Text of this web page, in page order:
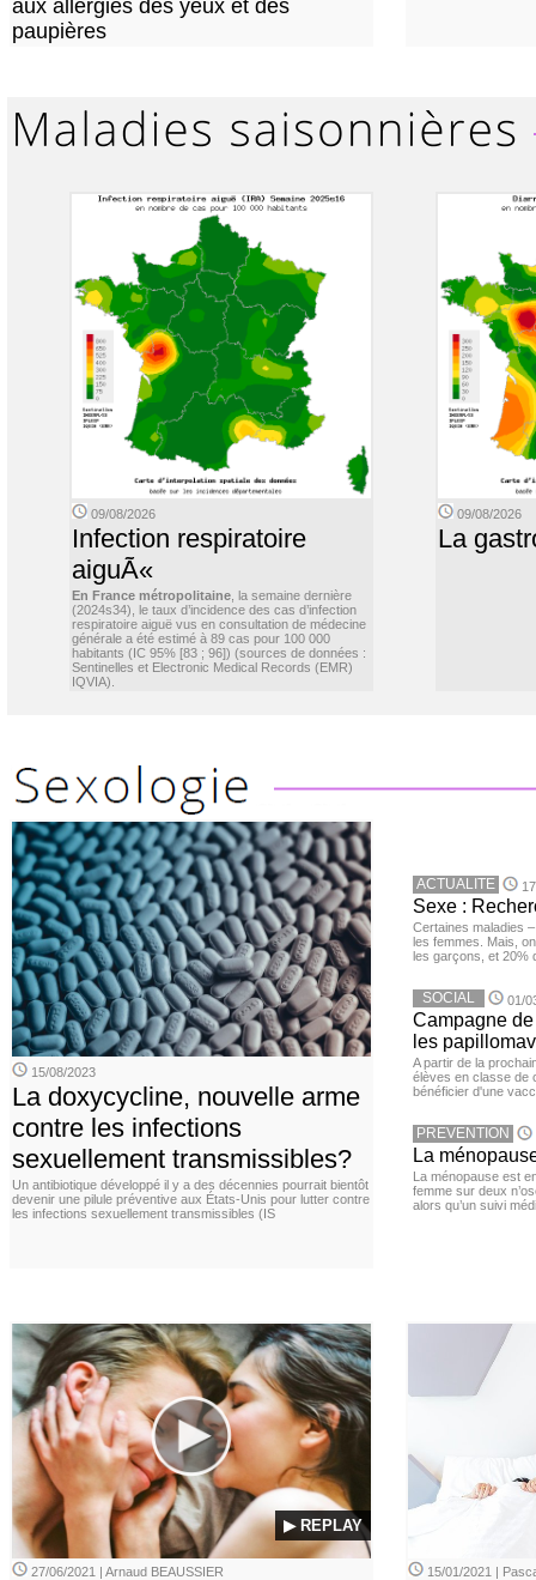
aux allergies des yeux et des
paupières
09/08/2026
Infection respiratoire
aiguÃ«
En France métropolitaine , la semaine dernière
(2024s34), le taux d’incidence des cas d’infection
respiratoire aiguë vus en consultation de médecine
générale a été estimé à 89 cas pour 100 000
habitants (IC 95% [83 ; 96]) (sources de données :
Sentinelles et Electronic Medical Records (EMR)
IQVIA).
09/08/2026
La
15/08/2023
La doxycycline, nouvelle arme
contre les infections
sexuellement transmissibles?
Un antibiotique développé il y a des décennies pourrait bientôt
devenir une pilule préventive aux États-Unis pour lutter contre
les infections sexuellement transmissibles (IS
ACTUALITE
Sexe :
Certaines maladies
les femmes. Mais,
les garçons, et 20%
SOCIAL 01/
Campagne
les
A partir de la
élèves en classe de
bénéficier d'une
PREVENTION
La
La ménopause est
femme sur deux
alors qu’un suivi
▶ REPLAY
27/06/2021 | Arnaud BEAUSSIER 15/01/2021 |